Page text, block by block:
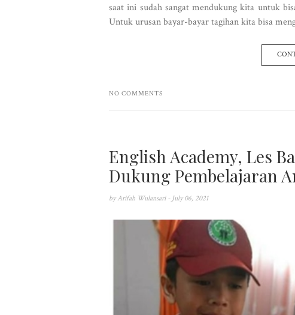
saat ini sudah sangat mendukung kita untuk
Untuk urusan bayar-bayar tagihan kita bisa
NO COMMENTS
English Academy, Les
Dukung Pembelajaran
by Arifah Wulansari - July 06, 2021